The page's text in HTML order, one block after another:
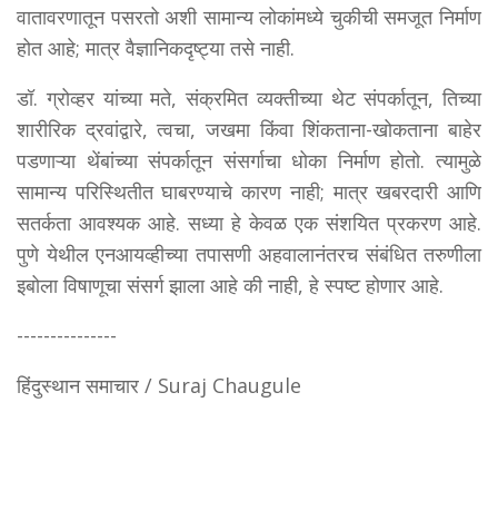
वातावरणातून पसरतो अशी सामान्य लोकांमध्ये चुकीची समजूत निर्माण
होत आहे; मात्र वैज्ञानिकदृष्ट्या तसे नाही.
डॉ. ग्रोव्हर यांच्या मते, संक्रमित व्यक्तीच्या थेट संपर्कातून, तिच्या
शारीरिक द्रवांद्वारे, त्वचा, जखमा किंवा शिंकताना-खोकताना बाहेर
पडणाऱ्या थेंबांच्या संपर्कातून संसर्गाचा धोका निर्माण होतो. त्यामुळे
सामान्य परिस्थितीत घाबरण्याचे कारण नाही; मात्र खबरदारी आणि
सतर्कता आवश्यक आहे. सध्या हे केवळ एक संशयित प्रकरण आहे.
पुणे येथील एनआयव्हीच्या तपासणी अहवालानंतरच संबंधित तरुणीला
इबोला विषाणूचा संसर्ग झाला आहे की नाही, हे स्पष्ट होणार आहे.
---------------
हिंदुस्थान समाचार / Suraj Chaugule